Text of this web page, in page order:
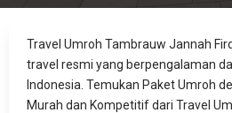
Travel Umroh Tambrauw Jannah
travel resmi yang berpengalaman
Indonesia. Temukan Paket Umroh
Murah dan Kompetitif dari Travel